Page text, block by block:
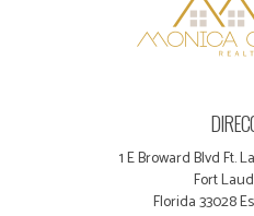
1 E Broward Blvd Ft.
Fort
Florida 33028